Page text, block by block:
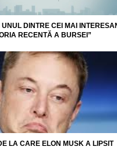
DINTRE CEI MAI
RECENTĂ A BURSEI”
LA CARE ELON MUSK A LIPSIT